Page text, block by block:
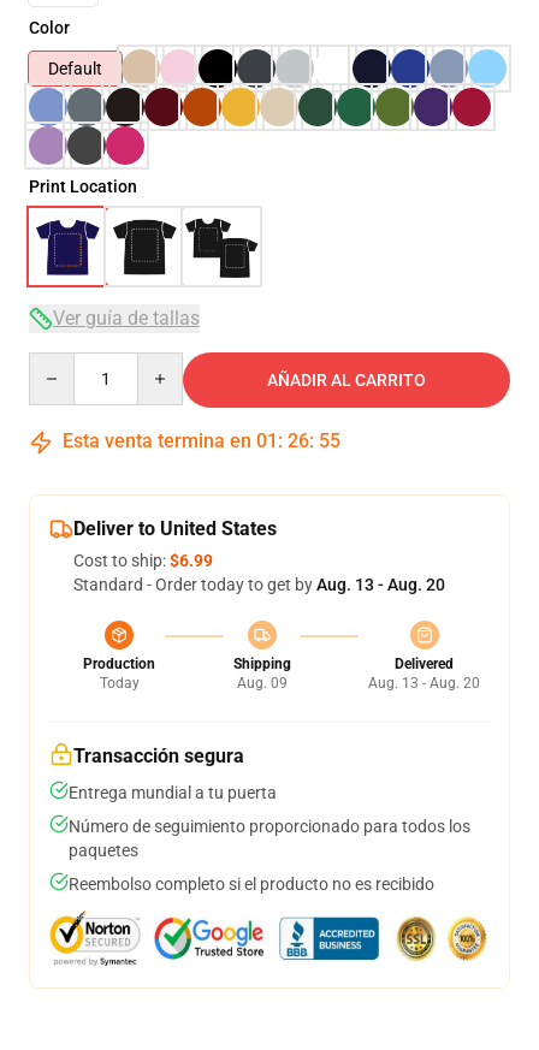
Color
Default
Print Location
Ver guía de tallas
AÑADIR AL CARRITO
Esta venta termina en 01 : 26: 54
Deliver to United States
Cost to ship:$6.99
Standard - Order today to get byAug. 13 - Aug. 20
Production
Today
Shipping
Aug. 09
Delivered
Aug. 13 - Aug. 20
Transacción segura
Entrega mundial a tu puerta
Número de seguimiento proporcionado para todos los
paquetes
Reembolso completo si el producto no es recibido